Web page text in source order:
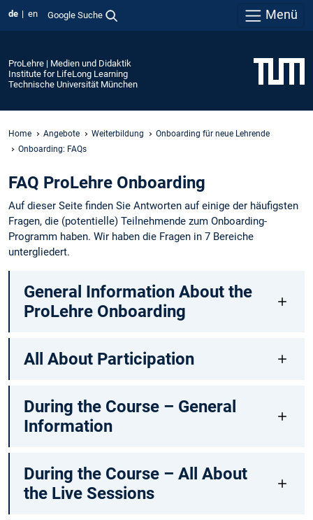
de en Google Suche Menü
ProLehre | Medien und Didaktik
Institute for LifeLong Learning
Technische Universität München
Home Angebote Weiterbildung
Onboarding für neue Lehrende
Onboarding: FAQs
FAQ ProLehre Onboarding
Auf dieser Seite finden Sie Antworten auf einige der häufigsten
Fragen, die (potentielle) Teilnehmende zum Onboarding-
Programm haben. Wir haben die Fragen in 7 Bereiche
untergliedert.
General Information About the
ProLehre Onboarding
All About Participation
During the Course – General
Information
During the Course – All About
the Live Sessions